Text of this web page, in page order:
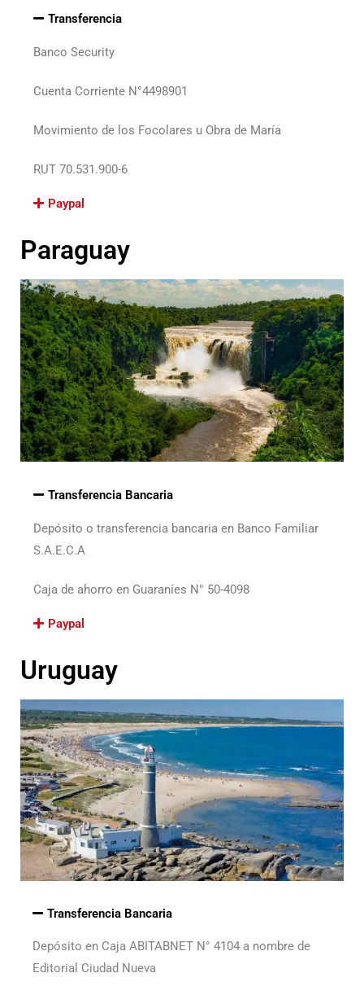
Transferencia
Banco Security
Cuenta Corriente N°4498901
Movimiento de los Focolares u Obra de María
RUT 70.531.900-6
Paypal
Paraguay
Transferencia Bancaria
Depósito o transferencia bancaria en Banco Familiar
S.A.E.C.A
Caja de ahorro en Guaraníes N° 50-4098
Paypal
Uruguay
Transferencia Bancaria
Depósito en Caja ABITABNET N° 4104 a nombre de
Editorial Ciudad Nueva